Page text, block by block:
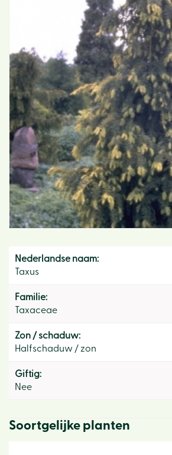
Nederlandse naam:
Taxus
Familie:
Taxaceae
Zon / schaduw:
Halfschaduw / zon
Giftig:
Nee
Soortgelijke planten